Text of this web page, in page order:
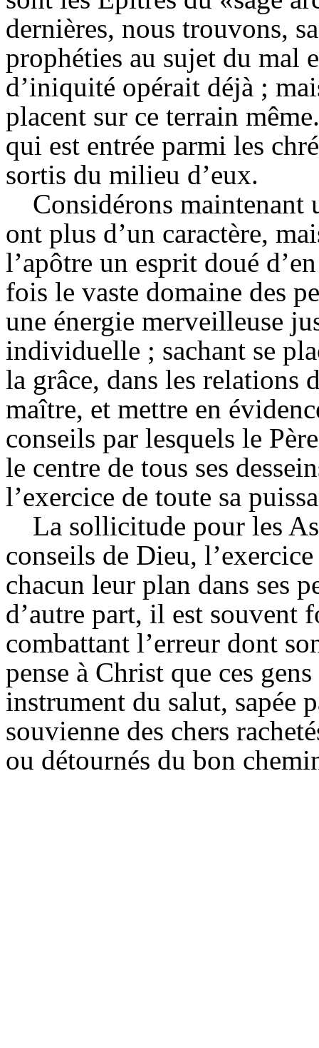
dernières, nous trouvons,
prophéties au sujet du mal
d’iniquité opérait déjà ;
placent sur ce terrain
qui est entrée parmi les
sortis du milieu d’eux.
Considérons maintenant
ont plus d’un caractère,
l’apôtre un esprit doué
fois le vaste domaine des
une énergie merveilleuse
individuelle ; sachant se
la grâce, dans les relations
maître, et mettre en
conseils par lesquels le
le centre de tous ses
l’exercice de toute sa
La sollicitude pour les
conseils de Dieu,
chacun leur plan dans ses
d’autre part, il est souvent
combattant l’erreur dont
pense à Christ que ces
instrument du salut, sapée
souvienne des chers
ou détournés du bon